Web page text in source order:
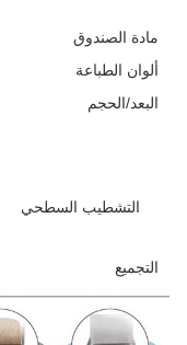
مادة الصندوق
ألوان الطباعة
البعد/الحجم
التشطيب السطحي
التجميع